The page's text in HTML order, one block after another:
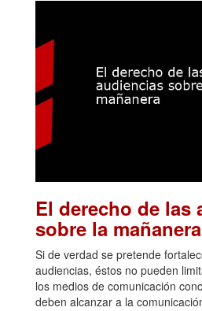
El derecho de las
sobre la mañanera
Si de verdad se pretende
audiencias, éstos no pueden
los medios de comunicación
deben alcanzar a la